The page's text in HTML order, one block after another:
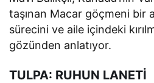
taşınan Macar göçmeni bir
sürecini ve aile içindeki
gözünden anlatıyor.
TULPA: RUHUN LANETİ